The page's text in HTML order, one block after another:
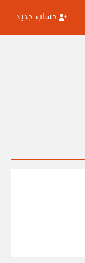
حساب جديد